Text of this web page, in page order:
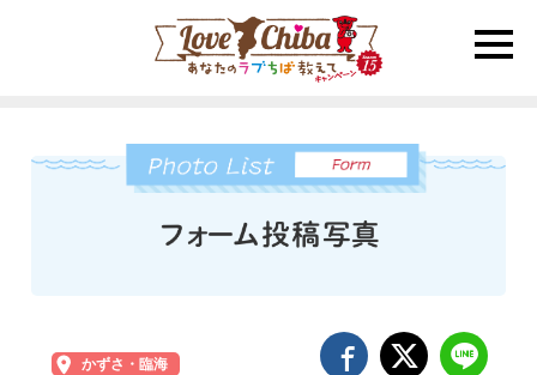
toggle
かずさ・臨海